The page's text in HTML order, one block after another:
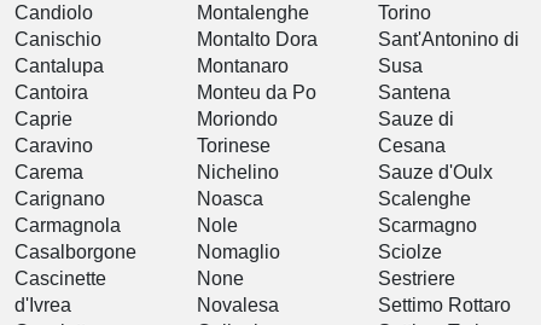
Candiolo
Canischio
Cantalupa
Cantoira
Caprie
Caravino
Carema
Carignano
Carmagnola
Casalborgone
Cascinette
d'Ivrea
Montalenghe
Montalto Dora
Montanaro
Monteu da Po
Moriondo
Torinese
Nichelino
Noasca
Nole
Nomaglio
None
Novalesa
Torino
Sant'Antonino di
Susa
Santena
Sauze di
Cesana
Sauze d'Oulx
Scalenghe
Scarmagno
Sciolze
Sestriere
Settimo Rottaro